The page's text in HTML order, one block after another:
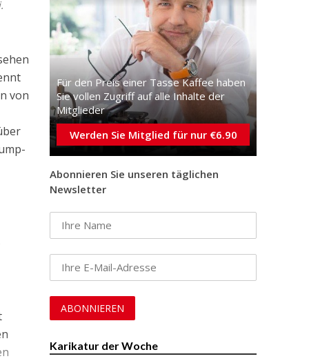
von
Für den Preis einer Tasse Kaffee haben
Sie vollen Zugriff auf alle Inhalte der
Mitglieder
Werden Sie Mitglied für nur €6.90
Abonnieren Sie unseren täglichen
Newsletter
Karikatur der Woche